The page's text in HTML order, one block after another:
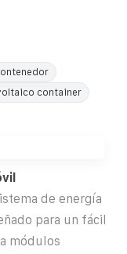
container
de energía
para un fácil
módulos